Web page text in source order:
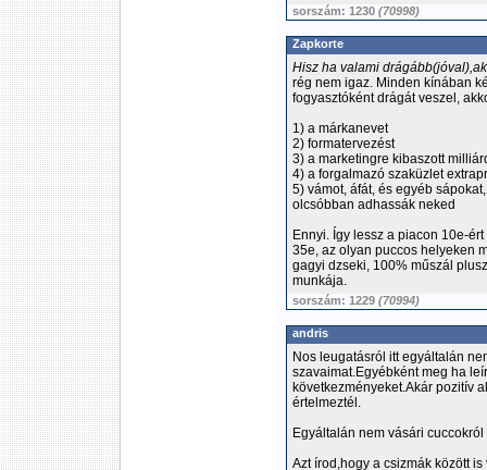
sorszám: 1230 (70998)
Zapkorte
Hisz ha valami
rég nem igaz. Minden kínában
fogyasztóként drágát veszel,
1) a márkanevet
2) formatervezést
3) a marketingre kibaszott
4) a forgalmazó szaküzlet
5) vámot, áfát, és egyéb
olcsóbban adhassák neked
Ennyi. Így lessz a piacon 10e-
35e, az olyan puccos helyeken
gagyi dzseki, 100% műszál
munkája.
sorszám: 1229 (70994)
andris
Nos leugatásról itt egyáltalán
szavaimat.Egyébként meg ha
következményeket.Akár pozitív
értelmeztél.
Egyáltalán nem vásári
Azt írod,hogy a csizmák között